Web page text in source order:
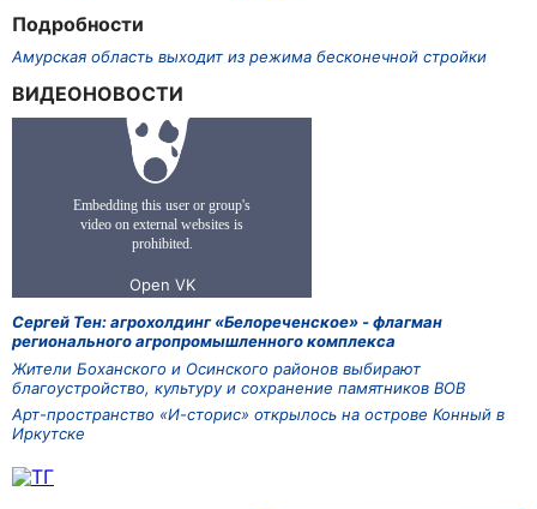
Подробности
Амурская область выходит из режима бесконечной стройки
ВИДЕОНОВОСТИ
Сергей Тен: агрохолдинг «Белореченское» - флагман
регионального агропромышленного комплекса
Жители Боханского и Осинского районов выбирают
благоустройство, культуру и сохранение памятников ВОВ
Арт-пространство «И-сторис» открылось на острове Конный в
Иркутске